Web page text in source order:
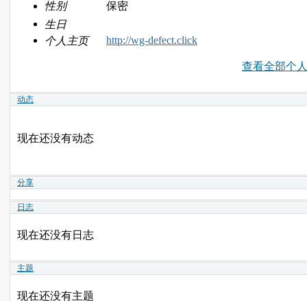
性别
保密
生日
个人主页
http://wg-defect.click
查看全部个
动态
现在还没有动态
分享
日志
现在还没有日志
主题
现在还没有主题